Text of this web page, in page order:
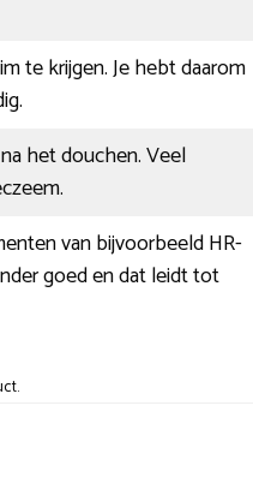
te krijgen. Je hebt daarom
het douchen. Veel
van bijvoorbeeld HR-
goed en dat leidt tot